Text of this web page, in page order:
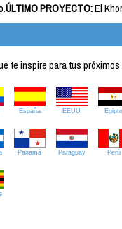
ÚLTIMO PROYECTO:El
te inspire para tus
España EEUU Egipto
Panamá Paraguay Perú